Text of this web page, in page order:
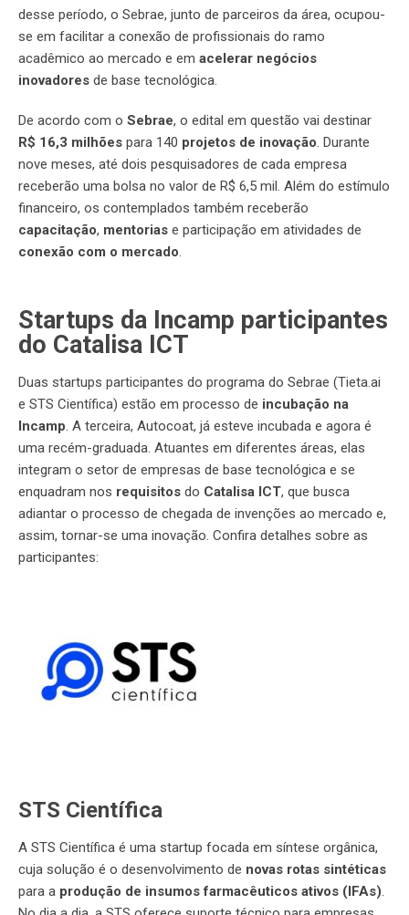
desse período, o Sebrae, junto de parceiros da área, ocupou-
se em facilitar a conexão de profissionais do ramo
acadêmico ao mercado e em acelerar negócios
inovadores de base tecnológica.
De acordo com o Sebrae, o edital em questão vai destinar
R$ 16,3 milhões para 140 projetos de inovação. Durante
nove meses, até dois pesquisadores de cada empresa
receberão uma bolsa no valor de R$ 6,5 mil. Além do estímulo
financeiro, os contemplados também receberão
capacitação, mentorias e participação em atividades de
conexão com o mercado.
Startups da Incamp participantes
do Catalisa ICT
Duas startups participantes do programa do Sebrae (Tieta.ai
e STS Científica) estão em processo de incubação na
Incamp. A terceira, Autocoat, já esteve incubada e agora é
uma recém-graduada. Atuantes em diferentes áreas, elas
integram o setor de empresas de base tecnológica e se
enquadram nos requisitos do Catalisa ICT, que busca
adiantar o processo de chegada de invenções ao mercado e,
assim, tornar-se uma inovação. Confira detalhes sobre as
participantes:
STS Científica
A STS Científica é uma startup focada em síntese orgânica,
cuja solução é o desenvolvimento de novas rotas sintéticas
para a produção de insumos farmacêuticos ativos (IFAs).